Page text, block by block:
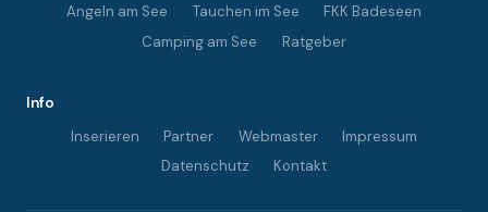
Angeln am See
Tauchen im See
FKK Badeseen
Camping am See
Ratgeber
Info
Inserieren
Partner Webmaster
Impressum
Datenschutz
Kontakt